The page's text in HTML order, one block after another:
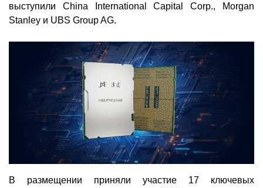
выступили China International Capital Corp., Morgan
Stanley и UBS Group AG.
В размещении приняли участие 17 ключевых